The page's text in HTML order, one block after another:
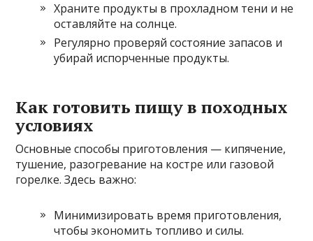
Храните продукты в прохладном тени и не
оставляйте на солнце.
Регулярно проверяй состояние запасов и
убирай испорченные продукты.
Как готовить пищу в походных
условиях
Основные способы приготовления — кипячение,
тушение, разогревание на костре или газовой
горелке. Здесь важно:
Минимизировать время приготовления,
чтобы экономить топливо и силы.